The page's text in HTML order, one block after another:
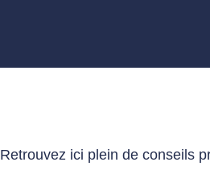
Retrouvez ici plein de conseils